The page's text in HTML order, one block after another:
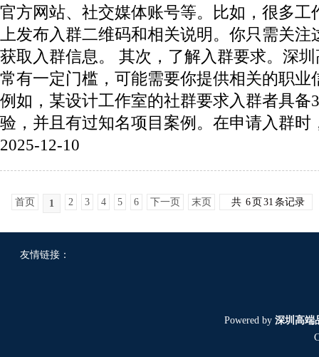
官方网站、社交媒体账号等。比如，很多工
上发布入群二维码和相关说明。你只需关注
获取入群信息。 其次，了解入群要求。深
常有一定门槛，可能需要你提供相关的职业
例如，某设计工作室的社群要求入群者具备
验，并且有过知名项目案例。在申请入群时
2025-12-10
首页 1 2 3 4 5 6 下一页 末页 共 6页 31 条记录
友情链接：
Powered by 深圳高端